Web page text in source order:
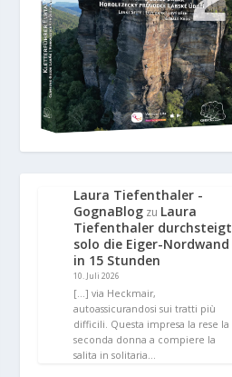
Laura Tiefenthaler -
GognaBlog zu Laura
Tiefenthaler durchsteigt
solo die Eiger-Nordwand
in 15 Stunden
10. Juli 2026
[…] via Heckmair,
autoassicurandosi sui tratti più
difficili. Questa impresa la rese la
seconda donna a compiere la
salita in solitaria…